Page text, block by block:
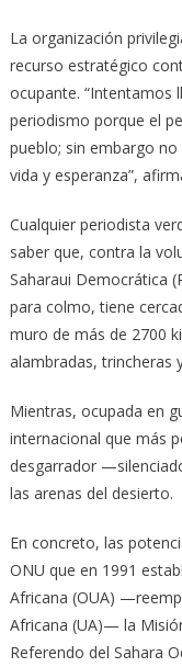
La organización
recurso estratégico
ocupante. “Intentamos
periodismo porque el
pueblo; sin embargo
vida y esperanza”,
Cualquier periodista
saber que, contra la
Saharaui Democrática
para colmo, tiene
muro de más de 2700
alambradas, trincheras
Mientras, ocupada en
internacional que más
desgarrador
las arenas del desierto.
En concreto, las
ONU que en 1991
Africana (OUA)
Africana (UA)— la
Referendo del Sahara